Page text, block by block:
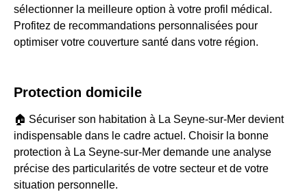
sélectionner la meilleure option à votre profil médical.
Profitez de recommandations personnalisées pour
optimiser votre couverture santé dans votre région.
Protection domicile
🏠 Sécuriser son habitation à La Seyne-sur-Mer devient
indispensable dans le cadre actuel. Choisir la bonne
protection à La Seyne-sur-Mer demande une analyse
précise des particularités de votre secteur et de votre
situation personnelle.